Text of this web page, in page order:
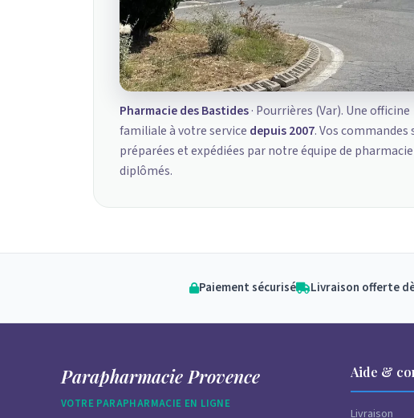
Pharmacie des Bastides· Pourrières (Var). Une officine
familiale à votre service depuis 2007. Vos commandes
préparées et expédiées par notre équipe de
diplômés.
Paiement sécurisé Livraison offerte
Parapharmacie Provence
VOTRE PARAPHARMACIE EN LIGNE
Aide &
Livraison